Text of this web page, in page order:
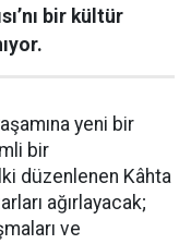
bir kültür
yeni bir
bir
düzenlenen Kâhta
ağırlayacak;
ve